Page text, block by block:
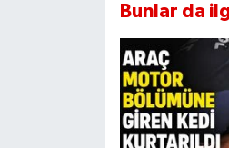
Bunlar da